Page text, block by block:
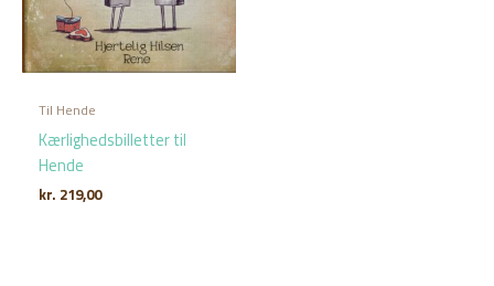
Til Hende
Kærlighedsbilletter til
Hende
kr. 219,00